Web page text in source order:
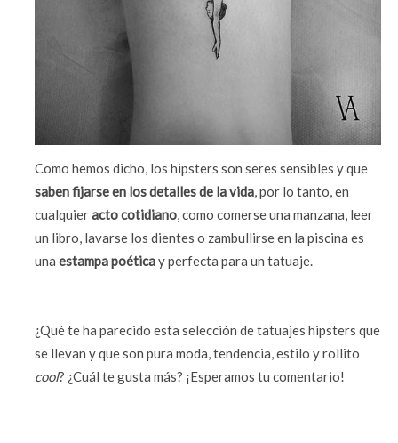
Como hemos dicho, los hipsters son seres sensibles y que
saben fijarse en los detalles de la vida, por lo tanto, en
cualquieracto cotidiano, como comerse una manzana, leer
un libro, lavarse los dientes o zambullirse en la piscina es
unaestampa poéticay perfecta para un tatuaje.
¿Qué te ha parecido esta selección de tatuajes hipsters que
se llevan y que son pura moda, tendencia, estilo y rollito
cool? ¿Cuál te gusta más? ¡Esperamos tu comentario!